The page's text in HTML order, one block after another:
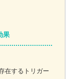
果
在するトリガー